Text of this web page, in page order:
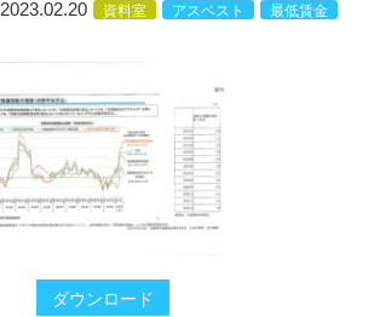
2023.02.20 資料室 アスベスト 最低賃金
ダウンロード